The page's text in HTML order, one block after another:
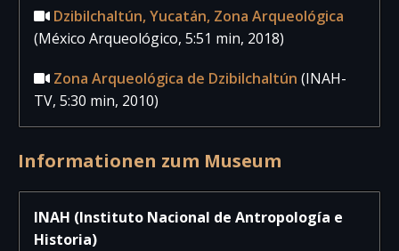
Dzibilchaltún, Yucatán, Zona Arqueológica
(México Arqueológico, 5:51 min, 2018)
Zona Arqueológica de Dzibilchaltún (INAH-
TV, 5:30 min, 2010)
Informationen zum Museum
INAH (Instituto Nacional de Antropología e
Historia)